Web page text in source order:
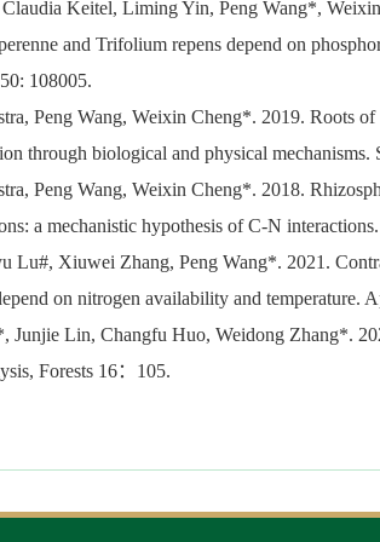
Keitel, Liming Yin, Peng Wang*,
and Trifolium repens depend on
108005.
Peng Wang, Weixin Cheng*. 2019. Roots
through biological and physical
Peng Wang, Weixin Cheng*. 2018.
a mechanistic hypothesis of C-N
Lu#, Xiuwei Zhang, Peng Wang*. 2021.
on nitrogen availability and temperature.
Junjie Lin, Changfu Huo, Weidong Zhang*.
Forests 16：105.